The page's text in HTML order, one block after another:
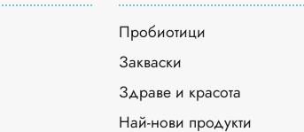
Пробиотици
Закваски
Здраве и красота
Най-нови продукти